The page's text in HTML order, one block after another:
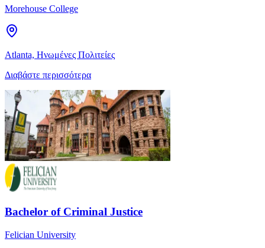
Morehouse College
Atlanta, Ηνωμένες Πολιτείες
Διαβάστε περισσότερα
Bachelor of Criminal Justice
Felician University